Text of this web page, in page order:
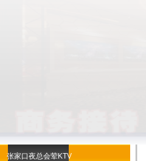
张家口夜总会荤KTV